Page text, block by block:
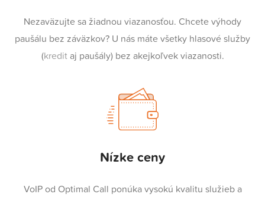
Nezaväzujte sa žiadnou viazanosťou. Chcete výhody
paušálu bez záväzkov? U nás máte všetky hlasové služby
(kreditaj paušály) bez akejkoľvek viazanosti.
Nízke ceny
VoIP od Optimal Call ponúka vysokú kvalitu služieb a